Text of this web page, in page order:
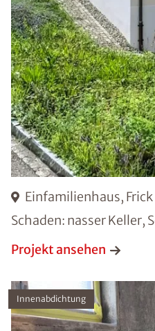
Einfamilienhaus, Frick
Schaden: nasser Keller,
Projekt ansehen
Innenabdichtung